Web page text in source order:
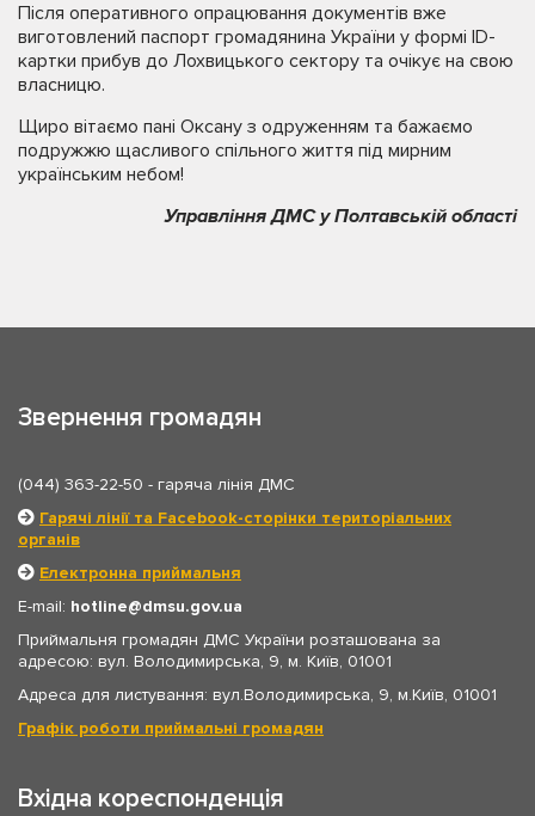
Після оперативного опрацювання документів вже
виготовлений паспорт громадянина України у формі ID-
картки прибув до Лохвицького сектору та очікує на свою
власницю.
Щиро вітаємо пані Оксану з одруженням та бажаємо
подружжю щасливого спільного життя під мирним
українським небом!
Управління ДМС у Полтавській області
Звернення громадян
(044) 363-22-50 - гаряча лінія ДМС
Гарячі лінії та Facebook-сторінки територіальних
органів
Електронна приймальня
E-mail: hotline
dmsu.gov.ua
Приймальня громадян ДМС України розташована за
адресою: вул. Володимирська, 9, м. Київ, 01001
Адреса для листування: вул.Володимирська, 9, м.Київ, 01001
Графік роботи приймальні громадян
Вхідна кореспонденція